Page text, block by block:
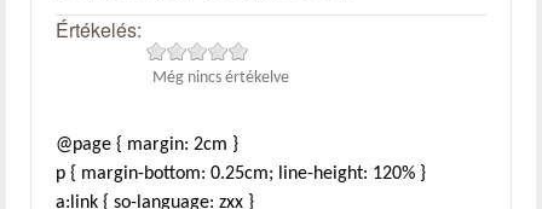
Értékelés:
Még nincs értékelve
@page { margin: 2cm }
p { margin-bottom: 0.25cm; line-height: 120% }
a:link { so-language: zxx }